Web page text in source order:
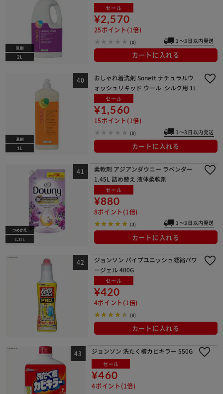
セール
¥2,570
25ポイント(1倍)
(0) 1～3日以内発送
カートに入れる
おしゃれ着洗剤 Sonett ナチュラルウ
ォッシュリキッド ウール･シルク用 1L
セール
¥1,560
15ポイント(1倍)
(0) 1～3日以内発送
カートに入れる
柔軟剤 アジアンダウニー ラベンダー
1.45L 詰め替え 液体柔軟剤
セール
¥880
8ポイント(1倍)
(3) 1～3日以内発送
カートに入れる
ジョンソン パイプユニッシュ凝縮パワ
ージェル 400G
セール
¥420
4ポイント(1倍)
(9)
カートに入れる
ジョンソン 洗たく槽カビキラー 550G
セール
¥460
4ポイント(1倍)